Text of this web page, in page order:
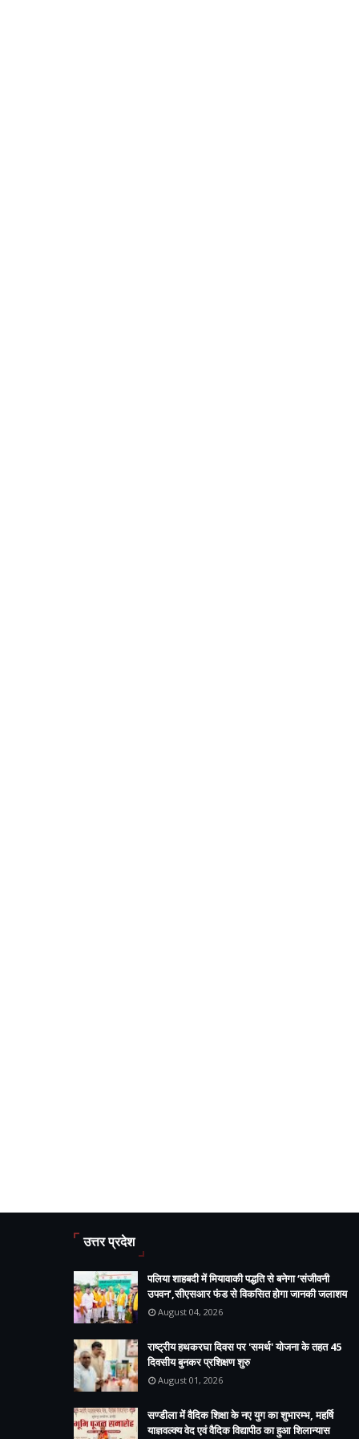
उत्तर प्रदेश
पलिया शाहबदी में मियावाकी पद्धति से बनेगा ‘संजीवनी
उपवन’,सीएसआर फंड से विकसित होगा जानकी जलाशय
August 04, 2026
राष्ट्रीय हथकरघा दिवस पर 'समर्थ' योजना के तहत 45
दिवसीय बुनकर प्रशिक्षण शुरु
August 01, 2026
सण्डीला में वैदिक शिक्षा के नए युग का शुभारम्भ, महर्षि
याज्ञवल्क्य वेद एवं वैदिक विद्यापीठ का हुआ शिलान्यास